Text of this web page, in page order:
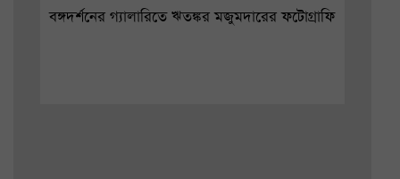
বঙ্গদর্শনের গ্যালারিতে ঋতঙ্কর মজুমদারের ফটোগ্রাফি